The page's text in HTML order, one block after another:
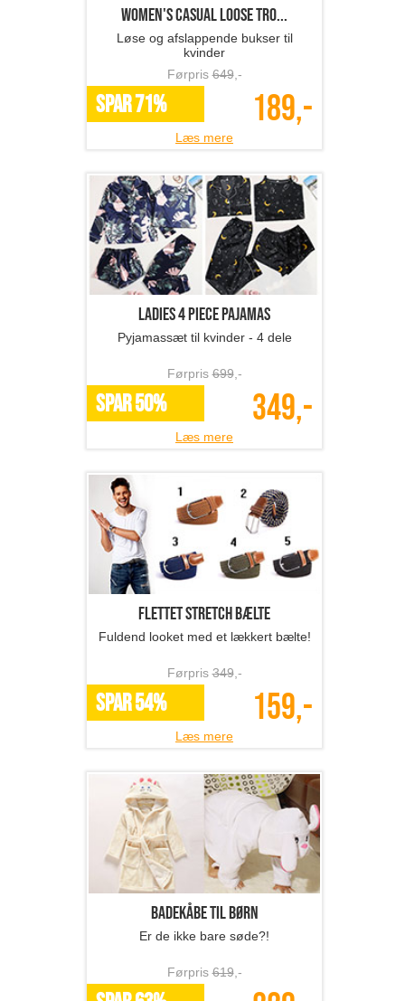
Women's casual loose tro...
Løse og afslappende bukser til
kvinder
Førpris649,-
SPAR 71% 189,-
Læs mere
Ladies 4 Piece Pajamas
Pyjamassæt til kvinder - 4 dele
Førpris699,-
SPAR 50% 349,-
Læs mere
Flettet stretch bælte
Fuldend looket med et lækkert bælte!
Førpris349,-
SPAR 54% 159,-
Læs mere
Badekåbe til børn
Er de ikke bare søde?!
Førpris619,-